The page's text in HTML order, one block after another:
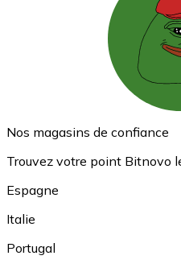
Nos magasins de confiance
Trouvez votre point Bitnovo
Espagne
Italie
Portugal